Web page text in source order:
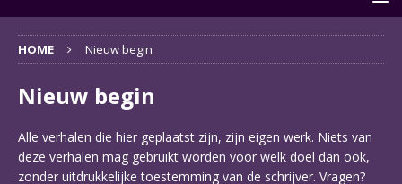
HOME Nieuw begin
Nieuw begin
Alle verhalen die hier geplaatst zijn, zijn eigen werk. Niets van
deze verhalen mag gebruikt worden voor welk doel dan ook,
zonder uitdrukkelijke toestemming van de schrijver. Vragen?